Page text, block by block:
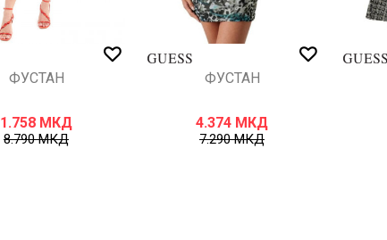
ФУСТАН
1.758 МКД
8.790МКД
ФУСТАН
4.374 МКД
7.290МКД